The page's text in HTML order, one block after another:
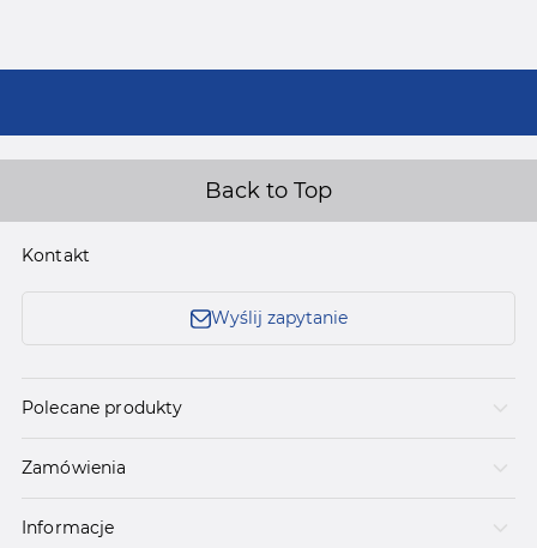
Back to Top
Kontakt
Wyślij zapytanie
Polecane produkty
Zamówienia
Informacje